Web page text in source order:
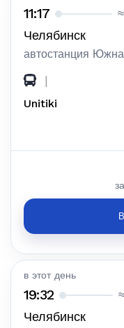
11:17
Челябинск
автостанция
|
Unitiki
в этот день
19:32
Челябинск